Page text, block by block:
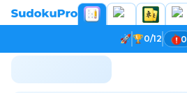
0/12 0